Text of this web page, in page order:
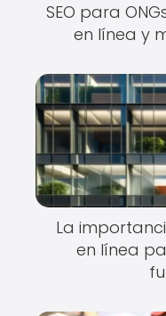
SEO para
en línea y
La
en línea